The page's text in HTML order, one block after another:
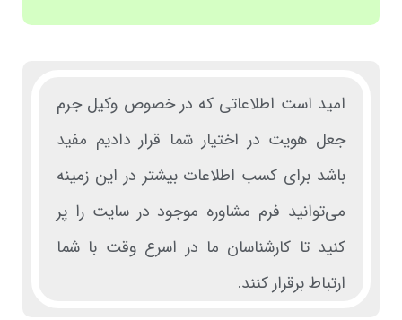
امید است اطلاعاتی که در خصوص وکیل جرم
جعل هویت در اختیار شما قرار دادیم مفید
باشد برای کسب اطلاعات بیشتر در این زمینه
می‌توانید فرم مشاوره موجود در سایت را پر
کنید تا کارشناسان ما در اسرع وقت با شما
ارتباط برقرار کنند.